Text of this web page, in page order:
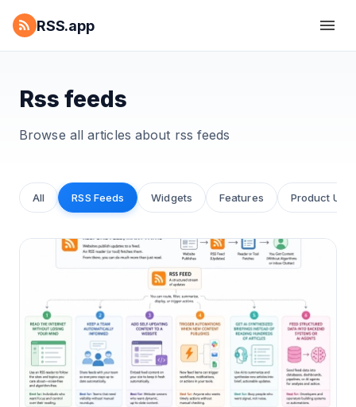
RSS.app
Rss feeds
Browse all articles about rss feeds
All RSS Feeds Widgets Features Product